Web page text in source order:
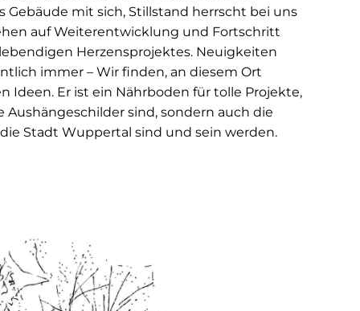
Gebäude mit sich, Stillstand herrscht bei uns
auf Weiterentwicklung und Fortschritt
Herzensprojektes. Neuigkeiten
immer – Wir finden, an diesem Ort
Ideen. Er ist ein Nährboden für tolle Projekte,
Aushängeschilder sind, sondern auch die
Stadt Wuppertal sind und sein werden.